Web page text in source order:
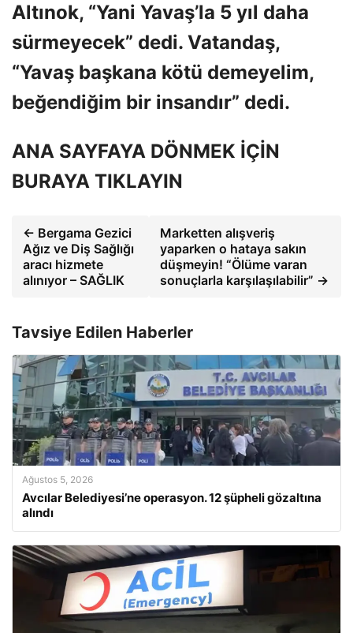
Altınok, “Yani Yavaş’la 5 yıl daha
sürmeyecek” dedi. Vatandaş,
“Yavaş başkana kötü demeyelim,
beğendiğim bir insandır” dedi.
ANA SAYFAYA DÖNMEK İÇİN
BURAYA TIKLAYIN
← Bergama Gezici
Ağız ve Diş Sağlığı
aracı hizmete
alınıyor – SAĞLIK
Marketten alışveriş
yaparken o hataya sakın
düşmeyin! “Ölüme varan
sonuçlarla karşılaşılabilir” →
Tavsiye Edilen Haberler
Ağustos 5, 2026
Avcılar Belediyesi’ne operasyon. 12 şüpheli gözaltına
alındı